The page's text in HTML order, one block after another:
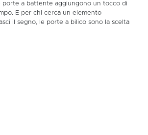
porte a battente aggiungono un tocco di
E per chi cerca un elemento
il segno, le porte a bilico sono la scelta